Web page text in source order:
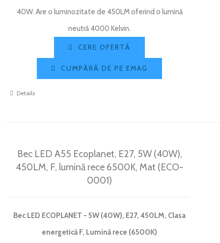
40W. Are o luminozitate de 450LM oferind o lumină
neutră 4000 Kelvin.
CERE OFERTĂ
CUMPĂRĂ DE PE EMAG
Details
Bec LED A55 Ecoplanet, E27, 5W (40W),
450LM, F, lumină rece 6500K, Mat (ECO-
0001)
Bec LED ECOPLANET - 5W (40W), E27, 450LM, Clasa
energetică F, Lumină rece (6500K)